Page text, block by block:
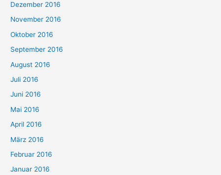
Dezember 2016
November 2016
Oktober 2016
September 2016
August 2016
Juli 2016
Juni 2016
Mai 2016
April 2016
März 2016
Februar 2016
Januar 2016